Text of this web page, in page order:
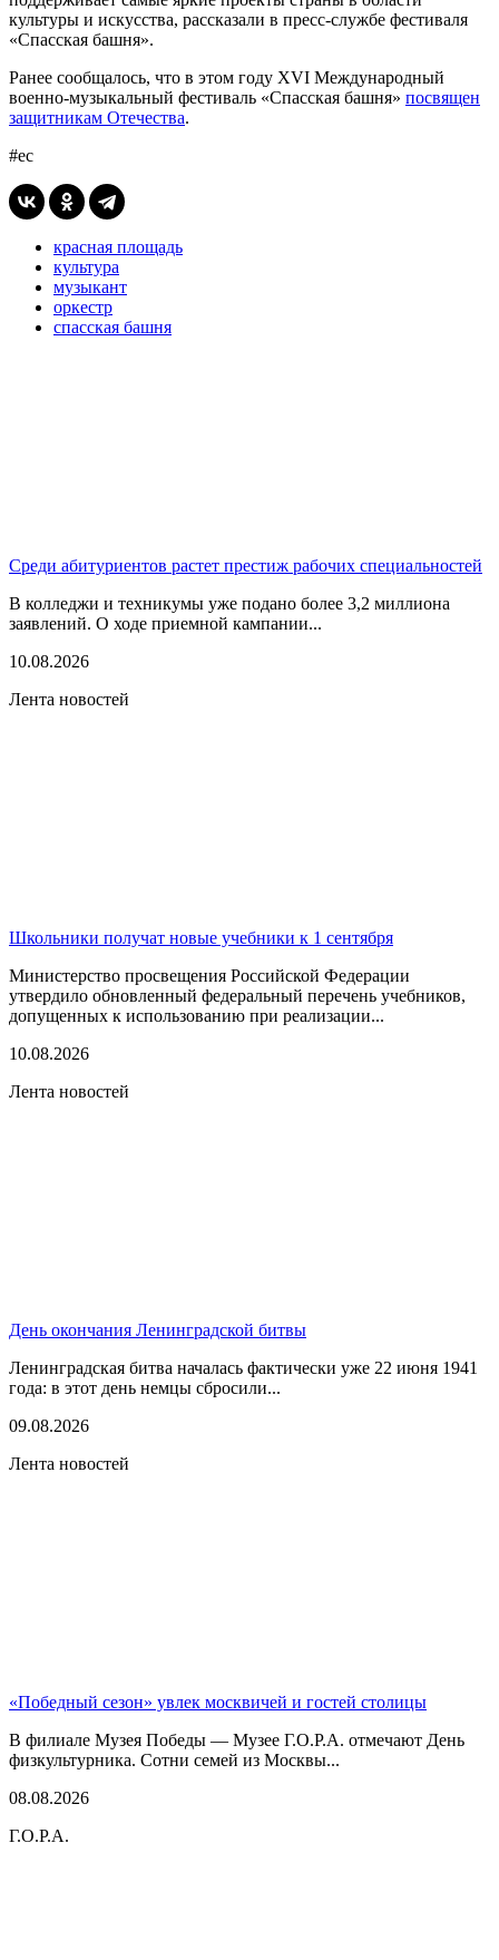
культуры и искусства, рассказали в пресс-службе фестиваля
«Спасская башня».
Ранее сообщалось, что в этом году XVI Международный
военно-музыкальный фестиваль «Спасская башня» посвящен
защитникам Отечества.
#ес
красная площадь
культура
музыкант
оркестр
спасская башня
Среди абитуриентов растет престиж рабочих специальностей
В колледжи и техникумы уже подано более 3,2 миллиона
заявлений. О ходе приемной кампании...
10.08.2026
Лента новостей
Школьники получат новые учебники к 1 сентября
Министерство просвещения Российской Федерации
утвердило обновленный федеральный перечень учебников,
допущенных к использованию при реализации...
10.08.2026
Лента новостей
День окончания Ленинградской битвы
Ленинградская битва началась фактически уже 22 июня 1941
года: в этот день немцы сбросили...
09.08.2026
Лента новостей
«Победный сезон» увлек москвичей и гостей столицы
В филиале Музея Победы — Музее Г.О.Р.А. отмечают День
физкультурника. Сотни семей из Москвы...
08.08.2026
Г.О.Р.А.